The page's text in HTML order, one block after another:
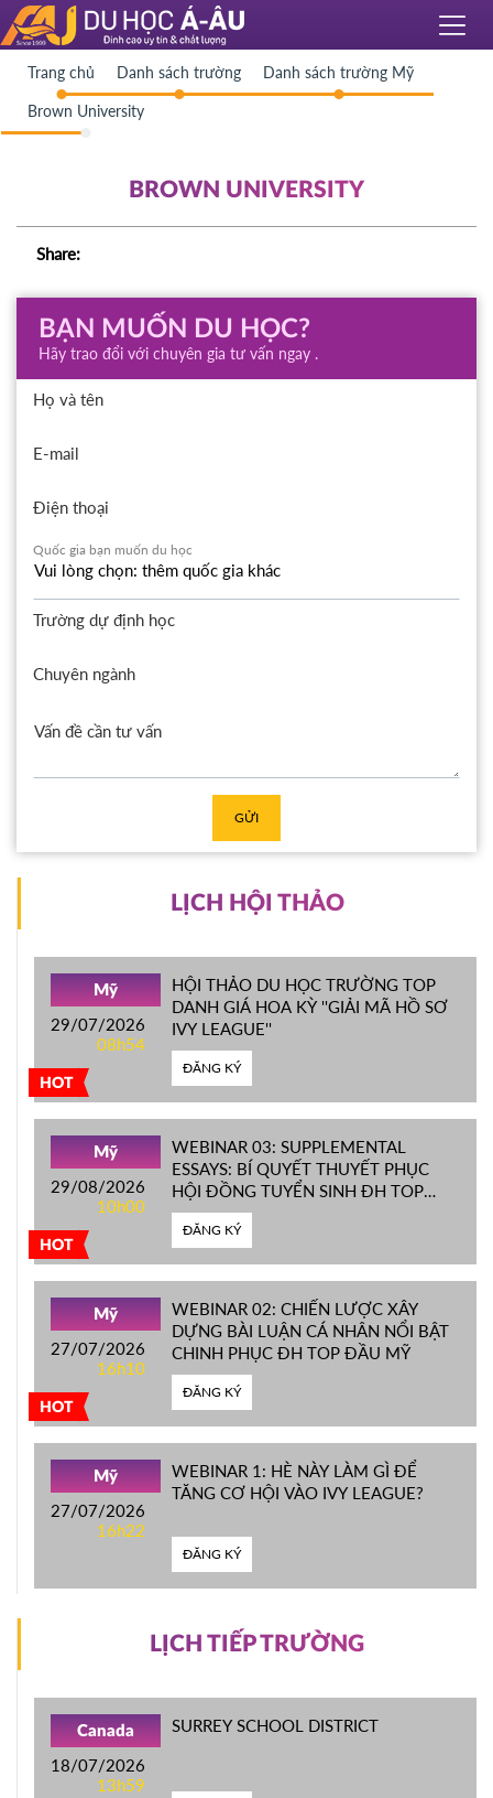
Trang chủ Danh sách trường Danh sách trường Mỹ
Brown University
BROWN UNIVERSITY
Share:
BẠN MUỐN DU HỌC?
Hãy trao đổi với chuyên gia tư vấn ngay .
Họ và tên
E-mail
Điện thoại
Quốc gia bạn muốn du học
Trường dự định học
Chuyên ngành
GỬI
LỊCH HỘI THẢO
HOT
Mỹ
29/07/2026
08h54
HỘI THẢO DU HỌC TRƯỜNG TOP
DANH GIÁ HOA KỲ ''GIẢI MÃ HỒ SƠ
IVY LEAGUE''
ĐĂNG KÝ
HOT
Mỹ
29/08/2026
10h00
WEBINAR 03: SUPPLEMENTAL
ESSAYS: BÍ QUYẾT THUYẾT PHỤC
HỘI ĐỒNG TUYỂN SINH ĐH TOP
ĐẦU MỸ
ĐĂNG KÝ
HOT
Mỹ
27/07/2026
16h10
WEBINAR 02: CHIẾN LƯỢC XÂY
DỰNG BÀI LUẬN CÁ NHÂN NỔI BẬT
CHINH PHỤC ĐH TOP ĐẦU MỸ
ĐĂNG KÝ
Mỹ
27/07/2026
16h22
WEBINAR 1: HÈ NÀY LÀM GÌ ĐỂ
TĂNG CƠ HỘI VÀO IVY LEAGUE?
ĐĂNG KÝ
LỊCH TIẾP TRƯỜNG
Canada
18/07/2026
13h59
SURREY SCHOOL DISTRICT